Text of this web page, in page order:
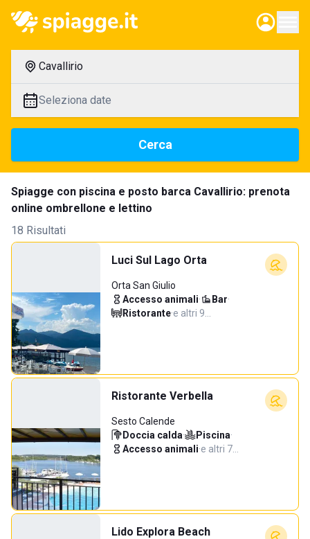
Cavallirio
Seleziona date
Cerca
Spiagge con piscina e posto barca Cavallirio: prenota
online ombrellone e lettino
18 Risultati
Luci Sul Lago Orta
Orta San Giulio
Accesso animali· Bar·
Ristorante·e altri 9…
Ristorante Verbella
Sesto Calende
Doccia calda· Piscina·
Accesso animali·e altri 7…
Lido Explora Beach